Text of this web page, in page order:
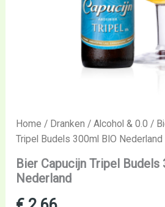
Home / Dranken /Alcohol & 0.0 /
Tripel Budels 300ml BIO Nederland
Bier Capucijn Tripel Budels
Nederland